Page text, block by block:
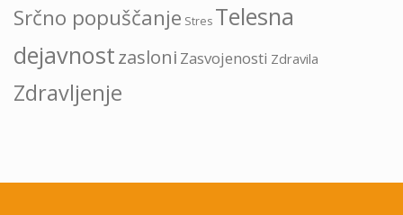
Srčno popuščanje Stres Telesna
dejavnostzasloni Zasvojenosti Zdravila
Zdravljenje